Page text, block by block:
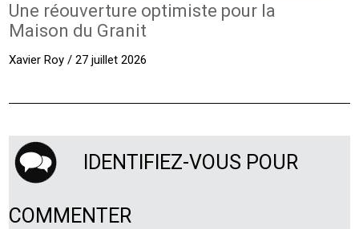
Une réouverture optimiste pour la
Maison du Granit
Xavier Roy / 27 juillet 2026
IDENTIFIEZ-VOUS POUR
COMMENTER